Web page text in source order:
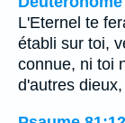
L'Eternel te
établi sur toi,
connue, ni toi
d'autres